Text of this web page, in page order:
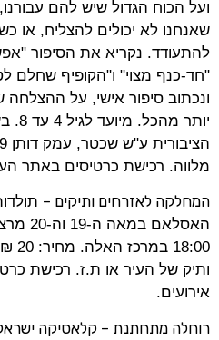
ועל הכוח הגדול שיש להם
שאנחנו לא יכולים להצליח, או
להתעודד. נקריא את הסיפור
"חד-כנף מצוי" ו"הקופיף שחלם
ונכתוב סיפור אישי, על ההצלחה
מלווה. רכישת כרטיסים באתר
המחלקה לאזרחים ותיקים –
האסלאם
ותיק של העיר או ת.ז. רכישת
אירועים.
רוחלה מתחתנת – קלאסיקה